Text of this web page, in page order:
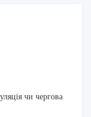
чи чергова